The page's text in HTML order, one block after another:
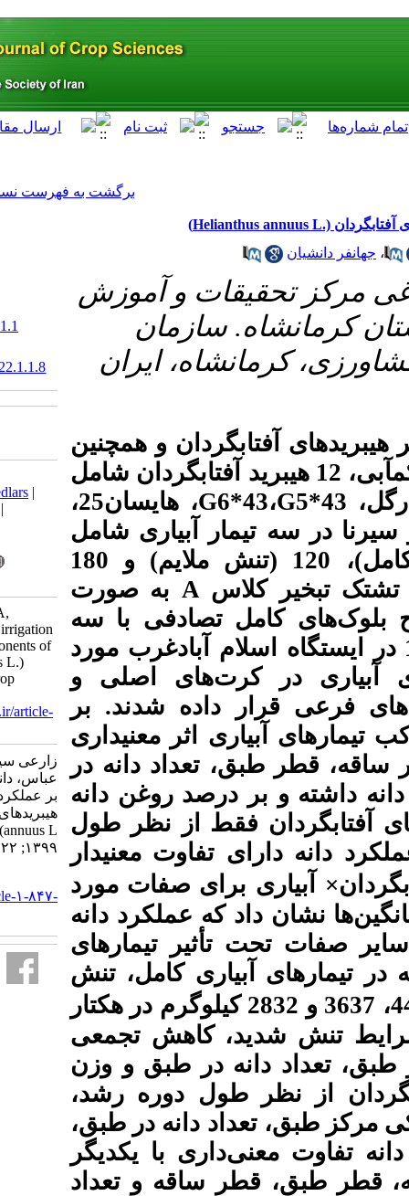
و آموزش
سازمان
ایران
و همچنین
به کم­آبی، 12 هیبرید آفتابگردان شامل
، هایسان25،
آبیاری شامل
آبیاری بر اساس 60 (آبیاری کامل)، 120 (تنش ملایم) و 180
Aبه صورت
تصادفی با سه
اسلام آبادغرب مورد
های اصلی و
داده شدند. بر
اثر معنی­داری
دانه در
روغن دانه
از نظر طول
معنی­دار
صفات مورد
عملکرد دانه
تیمارهای
کامل، تنش
4470، 3637 و 2832 کیلوگرم در هکتار
کاهش تجمعی
در طبق و وزن
طول دوره رشد،
دانه در طبق،
داری با یکدیگر
ساقه و تعداد
‎ 10.29252/abj.22.1.1
20.1001.1.15625540.1399.22.1.1.8
Download citation:
BibTeX
RIS|EndNote Medlars|
Reference Manager|
Send citation to:
Mendeley
Zotero
Zareei Siahbidi A, Rezaizad A,
Daneshian J. Effect of deficit irrigation
on seed yield and yield components of
sunflower (Helianthus annuus L.)
hybrids. Iranian Journal of Crop
Sciences. 2020; 22 (1) :1-14
URL:http://agrobreedjournal.ir/article-
زارعی سیاه بیدی اسداله، رضایی زاد
عباس، دانشیان جهانفر. اثر کم آبیاری
بر عملکرد دانه و اجزای عملکرد
هیبریدهای آفتابگردان (.Helianthus
annuus L). نشریه علوم زراعی ایران.
۱۳۹۹; ۲۲ (۱) :۱-۱۴
http://agrobreedjournal.ir/article-۱-۸۴۷-